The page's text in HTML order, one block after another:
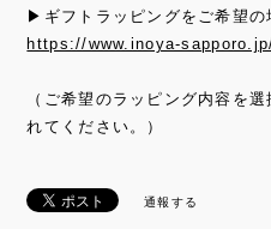
▶ギフトラッピングをご希望の
https://www.inoya-
（ご希望のラッピング内容を
れてください。）
通報する